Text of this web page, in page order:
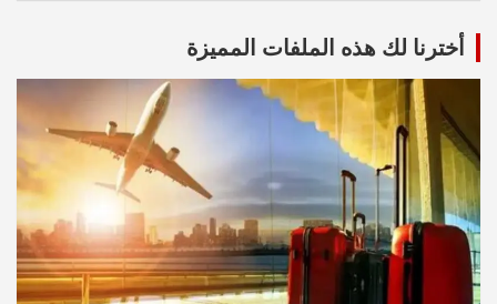
أخترنا لك هذه الملفات المميزة